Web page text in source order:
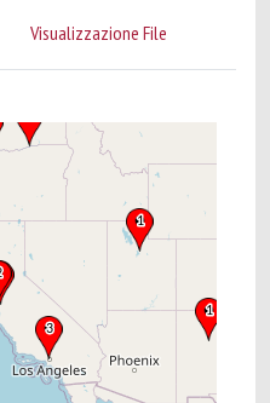
Visualizzazione File